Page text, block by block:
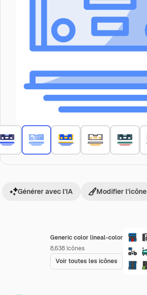
Generic color lineal-color
8,638 Icônes
Voir toutes les icônes
Générer avec l’IA Modifier l’icône